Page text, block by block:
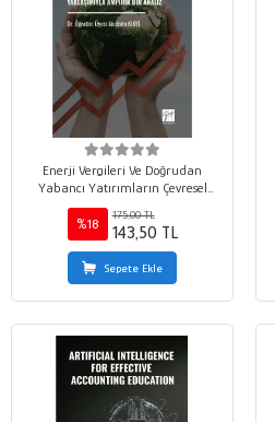
Enerji Vergileri Ve Doğrudan
Yabancı Yatırımların Çevresel
Sürdürülebilirlik Üzerindeki
Dinamik Etkileri: Avrupa
Ülkelerinde Panel Ardl
Yaklaşımıyla Ampirik Bir Analiz
%18
175,00 TL
143,50 TL
Sepete Ekle